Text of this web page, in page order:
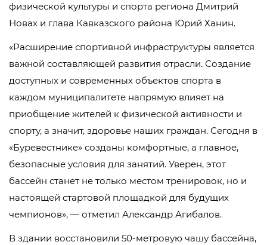
физической культуры и спорта региона Дмитрий
Новах и глава Кавказского района Юрий Ханин.
«Расширение спортивной инфраструктуры является
важной составляющей развития отрасли. Создание
доступных и современных объектов спорта в
каждом муниципалитете напрямую влияет на
приобщение жителей к физической активности и
спорту, а значит, здоровье наших граждан. Сегодня в
«Буревестнике» созданы комфортные, а главное,
безопасные условия для занятий. Уверен, этот
бассейн станет не только местом тренировок, но и
настоящей стартовой площадкой для будущих
чемпионов», — отметил Александр Агибалов.
В здании восстановили 50-метровую чашу бассейна,